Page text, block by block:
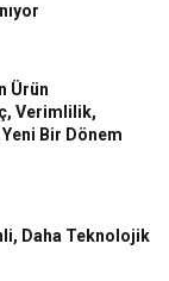
Ürün
Verimlilik,
Bir Dönem
Daha Teknolojik